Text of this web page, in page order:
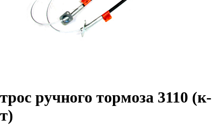
трос ручного тормоза 3110 (к-
т)